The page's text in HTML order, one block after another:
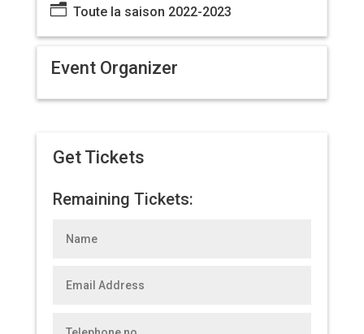
nToute la saison 2022-2023
Event Organizer
Get Tickets
Remaining Tickets: